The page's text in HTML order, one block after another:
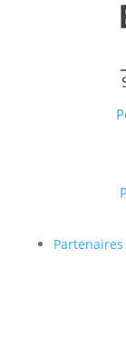
Partenaires